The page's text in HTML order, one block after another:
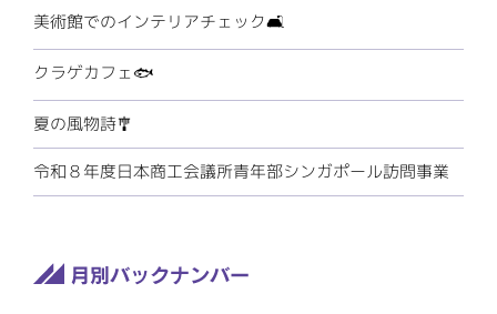
美術館でのインテリアチェック🛋️
クラゲカフェ🐟
夏の風物詩🎐
令和８年度日本商工会議所青年部シンガポール訪問事業